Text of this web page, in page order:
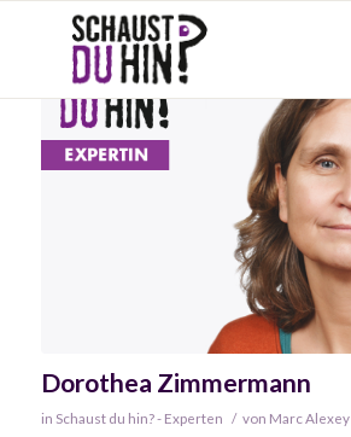
Dorothea Zimmermann
in Schaust du hin? - Experten / von Marc Alexey